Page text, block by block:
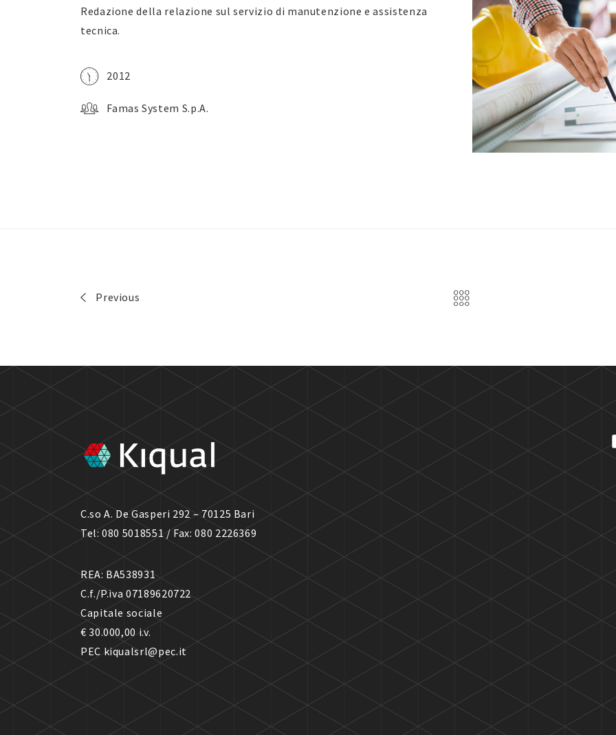
Redazione della relazione sul servizio di manutenzione e assistenza
tecnica.
2012
Famas System S.p.A.
Previous
C.so A. De Gasperi 292 – 70125 Bari
Tel: 080 5018551 / Fax: 080 2226369
REA: BA538931
C.f./P.iva 07189620722
Capitale sociale
€ 30.000,00 i.v.
PEC kiqualsrl@pec.it